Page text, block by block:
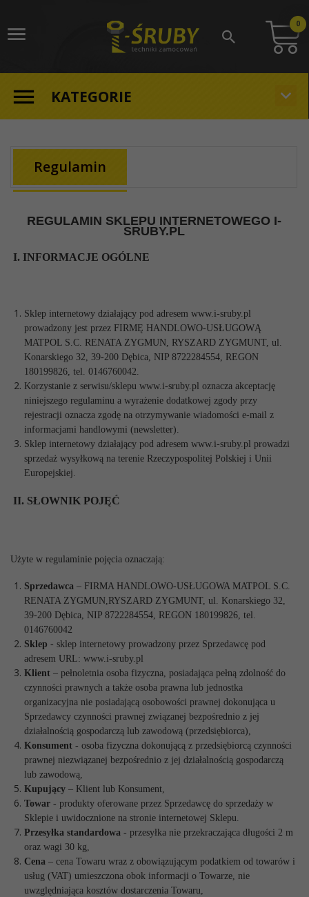
0
KATEGORIE
Regulamin
REGULAMIN SKLEPU INTERNETOWEGO I-
SRUBY.PL
I. INFORMACJE OGÓLNE
Sklep internetowy działający pod adresem www.i-sruby.pl
prowadzony jest przez FIRMĘ HANDLOWO-USŁUGOWĄ
MATPOL S.C. RENATA ZYGMUN, RYSZARD ZYGMUNT, ul.
Konarskiego 32, 39-200 Dębica, NIP 8722284554, REGON
180199826, tel. 0146760042.
Korzystanie z serwisu/sklepu www.i-sruby.pl oznacza akceptację
niniejszego regulaminu a wyrażenie dodatkowej zgody przy
rejestracji oznacza zgodę na otrzymywanie wiadomości e-mail z
informacjami handlowymi (newsletter).
Sklep internetowy działający pod adresem www.i-sruby.pl prowadzi
sprzedaż wysyłkową na terenie Rzeczypospolitej Polskiej i Unii
Europejskiej.
II. SŁOWNIK POJĘĆ
Użyte w regulaminie pojęcia oznaczają:
Sprzedawca – FIRMA HANDLOWO-USŁUGOWA MATPOL S.C.
RENATA ZYGMUN,RYSZARD ZYGMUNT, ul. Konarskiego 32,
39-200 Dębica, NIP 8722284554, REGON 180199826, tel.
0146760042
Sklep - sklep internetowy prowadzony przez Sprzedawcę pod
adresem URL: www.i-sruby.pl
Klient – pełnoletnia osoba fizyczna, posiadająca pełną zdolność do
czynności prawnych a także osoba prawna lub jednostka
organizacyjna nie posiadającą osobowości prawnej dokonująca u
Sprzedawcy czynności prawnej związanej bezpośrednio z jej
działalnością gospodarczą lub zawodową (przedsiębiorca),
Konsument - osoba fizyczna dokonującą z przedsiębiorcą czynności
prawnej niezwiązanej bezpośrednio z jej działalnością gospodarczą
lub zawodową,
Kupujący – Klient lub Konsument,
Towar - produkty oferowane przez Sprzedawcę do sprzedaży w
Sklepie i uwidocznione na stronie internetowej Sklepu.
Przesyłka standardowa - przesyłka nie przekraczająca długości 2 m
oraz wagi 30 kg,
Cena – cena Towaru wraz z obowiązującym podatkiem od towarów i
usług (VAT) umieszczona obok informacji o Towarze, nie
uwzględniająca kosztów dostarczenia Towaru,